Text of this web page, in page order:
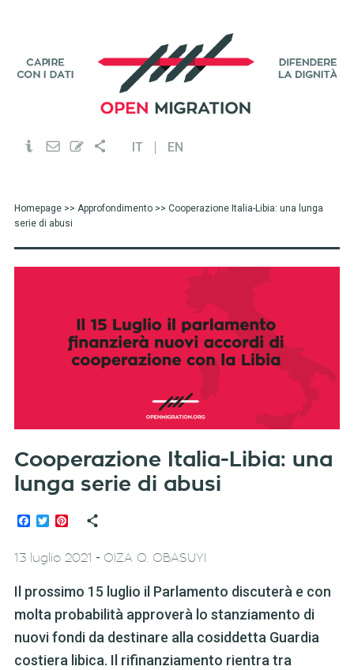
IT EN
Homepage>> Approfondimento>> Cooperazione Italia-Libia: una lunga
serie di abusi
Cooperazione Italia-Libia: una
lunga serie di abusi
Facebook
TwitterPinterest
13 luglio 2021 - OIZA Q. OBASUYI
Il prossimo 15 luglio il Parlamento discuterà e con
molta probabilità approverà lo stanziamento di
nuovi fondi da destinare alla cosiddetta Guardia
costiera libica. Il rifinanziamento rientra tra